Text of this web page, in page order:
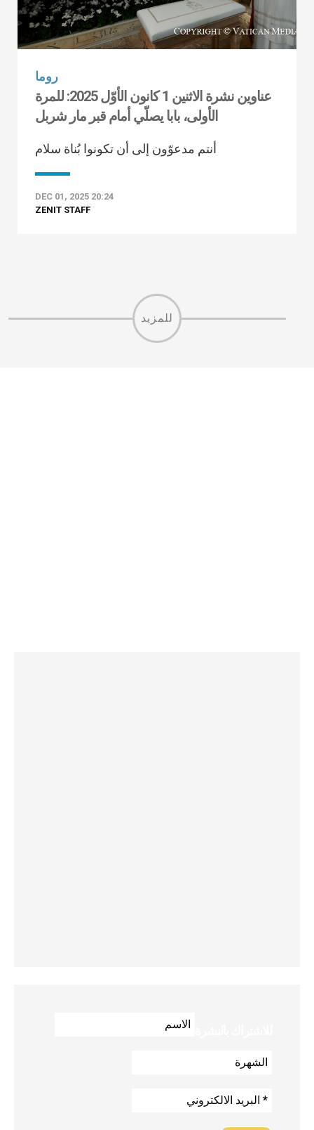
روما
عناوين نشرة الاثنين 1 كانون الأوّل 2025: للمرة
الأولى، بابا يصلّي أمام قبر مار شربل
أنتم مدعوّون إلى أن تكونوا بُناة سلام
DEC 01, 2025 20:24
ZENIT STAFF
للمزيد